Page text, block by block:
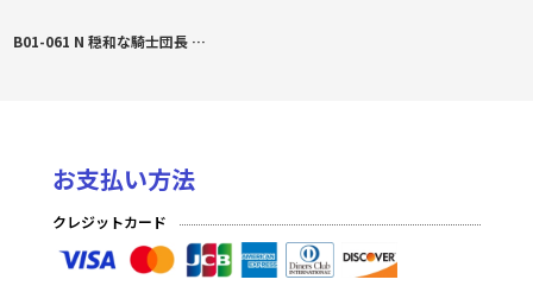
B01-061 N 穏和な騎士団長 フレデリク
お支払い方法
クレジットカード